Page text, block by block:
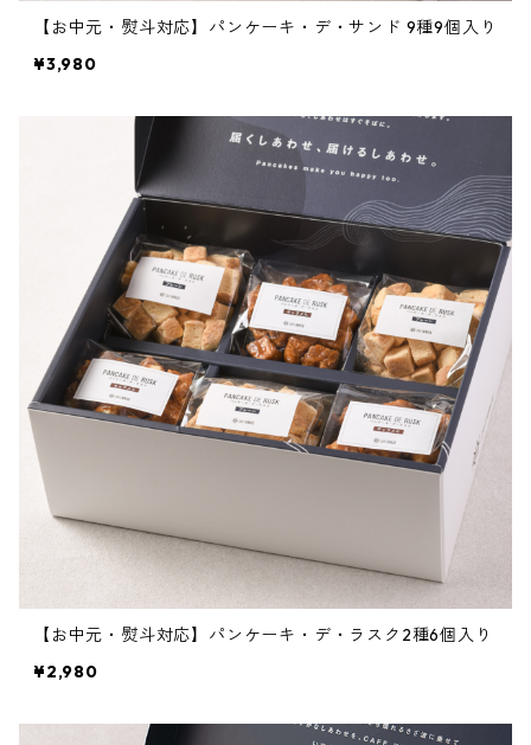
【お中元・熨斗対応】パンケーキ・デ・サンド 9種9個入り
¥3,980
【お中元・熨斗対応】パンケーキ・デ・ラスク2種6個入り
¥2,980